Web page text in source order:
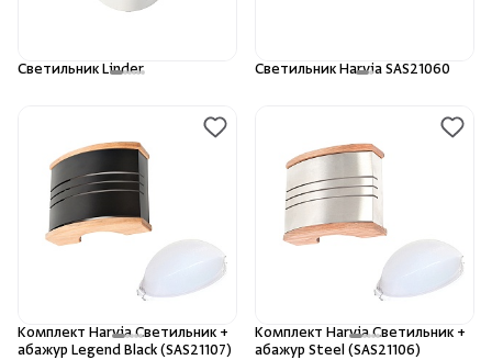
Камни для печей
Аксессуары
Комплектующие
Запчасти
Для хаммама
Светильник Linder Светильник Harvia SAS21060
Комплект Harvia Светильник +
абажур Legend Black (SAS21107)
Комплект Harvia Светильник +
абажур Steel (SAS21106)